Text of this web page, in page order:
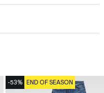
-53% END OF SEASON